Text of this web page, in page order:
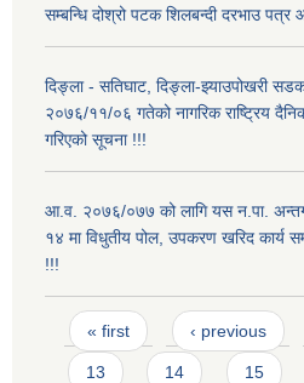
सम्बन्धि दोश्रो पटक शिलबन्दी दरभाउ पत्र
दिङ्ला - सतिघाट, दिङ्ला-झ्याउपोखरी सडक
२०७६/११/०६ गतेको नागरिक राष्ट्रिय
गरिएको सूचना !!!
आ.व. २०७६/०७७ को लागि यस न.पा.
१४ मा विधुतीय पोल, उपकरण खरिद कार्य
!!!
Pages
« first ‹ previous
13 14 15